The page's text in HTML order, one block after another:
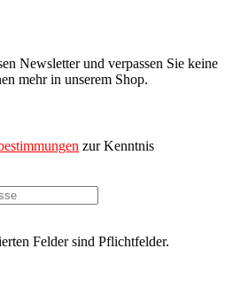
Newsletter und verpassen Sie keine
mehr in unserem Shop.
zur Kenntnis
Felder sind Pflichtfelder.